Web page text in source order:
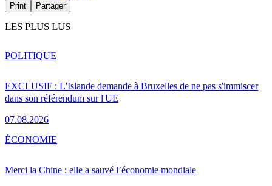
Print Partager
LES PLUS LUS
EXCLUSIF : L'Islande demande à Bruxelles de ne pas s'immiscer
dans son référendum sur l'UE
07.08.2026
POLITIQUE
Merci la Chine : elle a sauvé l’économie mondiale
ÉCONOMIE